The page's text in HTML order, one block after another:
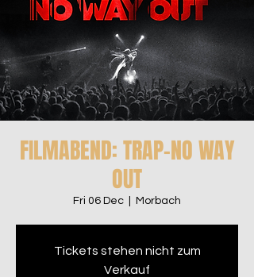
FILMABEND: TRAP-NO WAY
OUT
Fri 06 Dec Morbach
Tickets stehen nicht zum
Verkauf